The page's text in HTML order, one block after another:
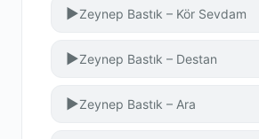
▶Zeynep Bastık – Kör Sevdam
▶Zeynep Bastık – Destan
▶Zeynep Bastık – Ara